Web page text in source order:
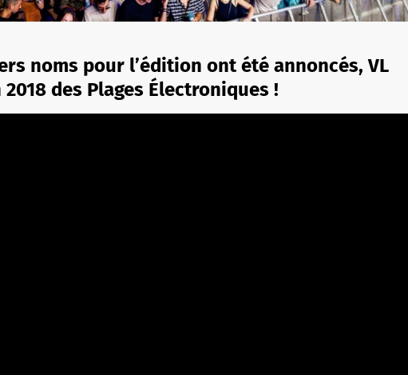
noms pour l’édition ont été annoncés, VL
des Plages Électroniques !